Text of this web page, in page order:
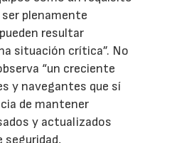
plenamente
resultar
situación crítica”. No
“un creciente
y navegantes que sí
de mantener
y actualizados